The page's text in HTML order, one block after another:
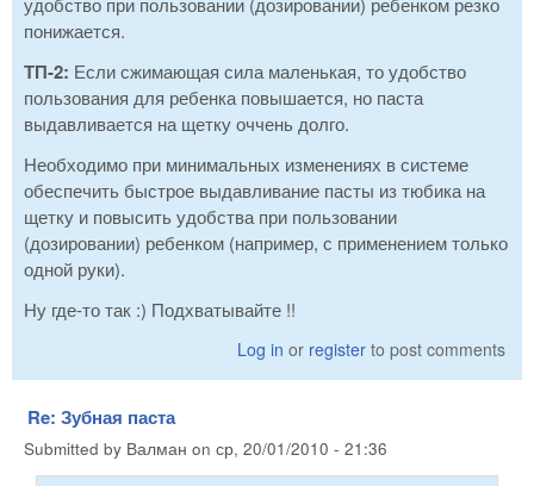
понижается.
ТП-2: Если сжимающая сила маленькая, то удобство
пользования для ребенка повышается, но паста
выдавливается на щетку оччень долго.
Необходимо при минимальных изменениях в системе
обеспечить быстрое выдавливание пасты из тюбика на
щетку и повысить удобства при пользовании
(дозировании) ребенком (например, с применением только
одной руки).
Ну где-то так :) Подхватывайте !!
Log in or register to post comments
Re: Зубная паста
Submitted by Валман on ср, 20/01/2010 - 21:36